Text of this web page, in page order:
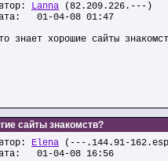
Lanna (82.209.226.---)
01-04-08 01:47
знает хорошие сайты
сайты знакомств?
Elena (---.144.91-
01-04-08 16:56